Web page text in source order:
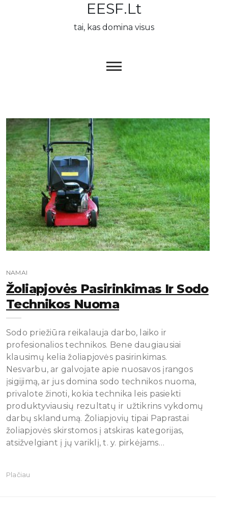
EESF.lt
tai, kas domina visus
NAMAI
Žoliapjovės Pasirinkimas Ir Sodo
Technikos Nuoma
Sodo priežiūra reikalauja darbo, laiko ir
profesionalios technikos. Bene daugiausiai
klausimų kelia žoliapjovės pasirinkimas.
Nesvarbu, ar galvojate apie nuosavos įrangos
įsigijimą, ar jus domina sodo technikos nuoma,
privalote žinoti, kokia technika leis pasiekti
produktyviausių rezultatų ir užtikrins vykdomų
darbų sklandumą. Žoliapjovių tipai Paprastai
žoliapjovės skirstomos į atskiras kategorijas,
atsižvelgiant į jų variklį, t. y. pirkėjams…
Plačiau